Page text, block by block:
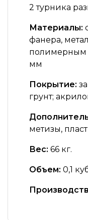
2 турника
Материалы:
фанера,
полимерным
мм
Покрытие:
грунт;
метизы,
Вес: 66 кг.
Объем: 0,1